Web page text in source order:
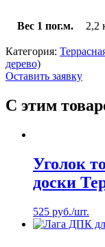
Вес 1 пог.м. 2,2
Категория:
дерево)
Оставить заявку
С этим
Уголок
доски
525 руб./шт.